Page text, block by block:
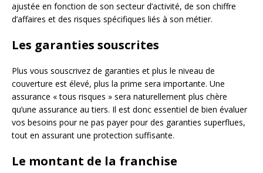
ajustée en fonction de son secteur d’activité, de son chiffre
d’affaires et des risques spécifiques liés à son métier.
Les garanties souscrites
Plus vous souscrivez de garanties et plus le niveau de
couverture est élevé, plus la prime sera importante. Une
assurance « tous risques » sera naturellement plus chère
qu’une assurance au tiers. Il est donc essentiel de bien évaluer
vos besoins pour ne pas payer pour des garanties superflues,
tout en assurant une protection suffisante.
Le montant de la franchise